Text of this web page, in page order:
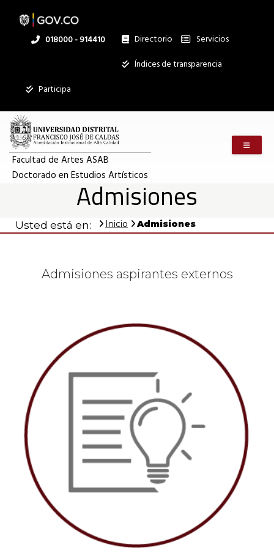
contenido
Linea
018000 - 914410 Directorio
Institucional
Servicios
Índices de transparencia
Participa
Facultad de Artes ASAB
Doctorado en Estudios Artísticos
Admisiones
Usted está en: Inicio Admisiones
Admisiones aspirantes externos